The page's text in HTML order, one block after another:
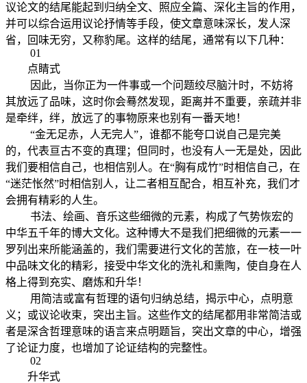
议论文的结尾能起到归纳全文、照应全篇、深化主旨的作用，
并可以综合运用议论抒情等手段，使文章意味深长，发人深
省，回味无穷，又称豹尾。这样的结尾，通常有以下几种：
01
点睛式
因此，当你正为一件事或一个问题绞尽脑汁时，不妨将
其放远了品味，这时你会蓦然发现，距离并不重要，亲疏并非
是牵绊，绊，放远了的事物原来也别有一番天地！
“金无足赤，人无完人”，谁都不能夸口说自己是完美
的，代表亘古不变的真理；但同时，也没有人一无是处，因此
我们要相信自己，也相信别人。在“胸有成竹”时相信自己，在
“迷茫怅然”时相信别人，让二者相互配合，相互补充，我们才
会拥有精彩的人生。
书法、绘画、音乐这些细微的元素，构成了气势恢宏的
中华五千年的博大文化。这种博大不是我们把细微的元素一一
罗列出来所能涵盖的，我们需要进行文化的苦旅，在一枝一叶
中品味文化的精彩，接受中华文化的洗礼和熏陶，使自身在人
格上得到充实、磨炼和升华！
用简洁或富有哲理的语句归纳总结，揭示中心，点明意
义；或议论收束，突出主旨。这些作文的结尾都用非常简洁或
者是深含哲理意味的语言来点明题旨，突出文章的中心，增强
了论证力度，也增加了论证结构的完整性。
02
升华式